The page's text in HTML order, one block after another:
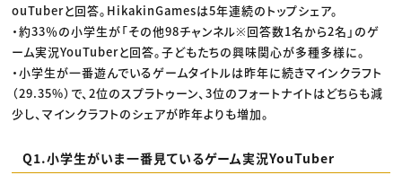
ouTuberと回答。HikakinGamesは5年連続のトップシェア。
・約33％の小学生が「その他98チャンネル※回答数1名から2名」のゲ
ーム実況YouTuberと回答。子どもたちの興味関心が多種多様に。
・小学生が一番遊んでいるゲームタイトルは昨年に続きマインクラフト
（29.35%）で、2位のスプラトゥーン、3位のフォートナイトはどちらも減
少し、マインクラフトのシェアが昨年よりも増加。
Q1.小学生がいま一番見ているゲーム実況YouTuber